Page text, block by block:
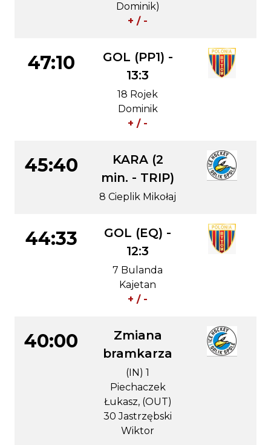
Dominik)
+ / -
47:10
GOL (PP1) -
13:3
18 Rojek
Dominik
+ / -
45:40
KARA (2
min. - TRIP)
8 Cieplik Mikołaj
44:33
GOL (EQ) -
12:3
7 Bulanda
Kajetan
+ / -
40:00
Zmiana
bramkarza
(IN) 1
Piechaczek
Łukasz, (OUT)
30 Jastrzębski
Wiktor